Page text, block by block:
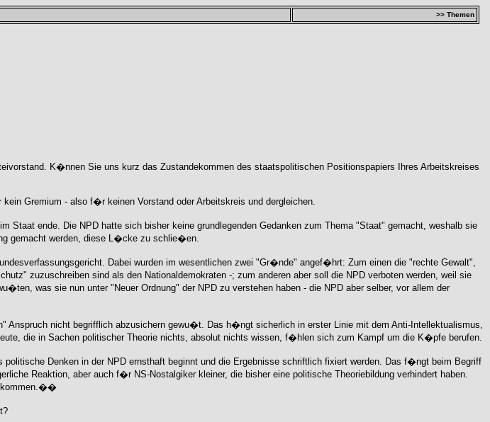
>> Themen
K�nnen Sie uns kurz das Zustandekommen des staatspolitischen Positionspapiers Ihres Arbeitskreises
Gremium - also f�r keinen Vorstand oder Arbeitskreis und dergleichen.
ende. Die NPD hatte sich bisher keine grundlegenden Gedanken zum Thema "Staat" gemacht, weshalb sie
gemacht werden, diese L�cke zu schlie�en.
Dabei wurden im wesentlichen zwei "Gr�nde" angef�hrt: Zum einen die "rechte Gewalt",
zuzuschreiben sind als den Nationaldemokraten -; zum anderen aber soll die NPD verboten werden, weil sie
was sie nun unter "Neuer Ordnung" der NPD zu verstehen haben - die NPD aber selber, vor allem der
Anspruch nicht begrifflich abzusichern gewu�t. Das h�ngt sicherlich in erster Linie mit dem Anti-Intellektualismus,
die in Sachen politischer Theorie nichts, absolut nichts wissen, f�hlen sich zum Kampf um die K�pfe berufen.
Denken in der NPD ernsthaft beginnt und die Ergebnisse schriftlich fixiert werden. Das f�ngt beim Begriff
Reaktion, aber auch f�r NS-Nostalgiker kleiner, die bisher eine politische Theoriebildung verhindert haben.